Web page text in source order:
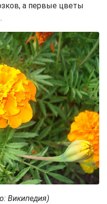
а первые цветы
Википедия)